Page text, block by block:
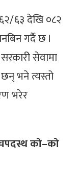
६३ देखि ०८२
गर्दै छ ।
सेवामा
भने त्यस्तो
भरेर
को–को